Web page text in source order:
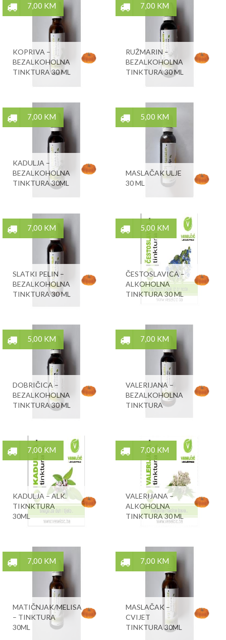
7,00 KM
KOPRIVA –
BEZALKOHOLNA
TINKTURA 30 ML
7,00 KM
RUŽMARIN –
BEZALKOHOLNA
TINKTURA 30 ML
7,00 KM
KADULJA –
BEZALKOHOLNA
TINKTURA 30ML
5,00 KM
MASLAČAK ULJE
30 ML
7,00 KM
SLATKI PELIN –
BEZALKOHOLNA
TINKTURA 30 ML
5,00 KM
ČESTOSLAVICA –
ALKOHOLNA
TINKTURA 30 ML
5,00 KM
DOBRIČICA –
BEZALKOHOLNA
TINKTURA 30 ML
7,00 KM
VALERIJANA –
BEZALKOHOLNA
TINKTURA
7,00 KM
KADULJA – ALK.
TIKNKTURA
30ML
7,00 KM
VALERIJANA –
ALKOHOLNA
TINKTURA 30 ML
7,00 KM
MATIČNJAK/MELISA
– TINKTURA
30ML
7,00 KM
MASLAČAK –
CVIJET
TINKTURA 30ML